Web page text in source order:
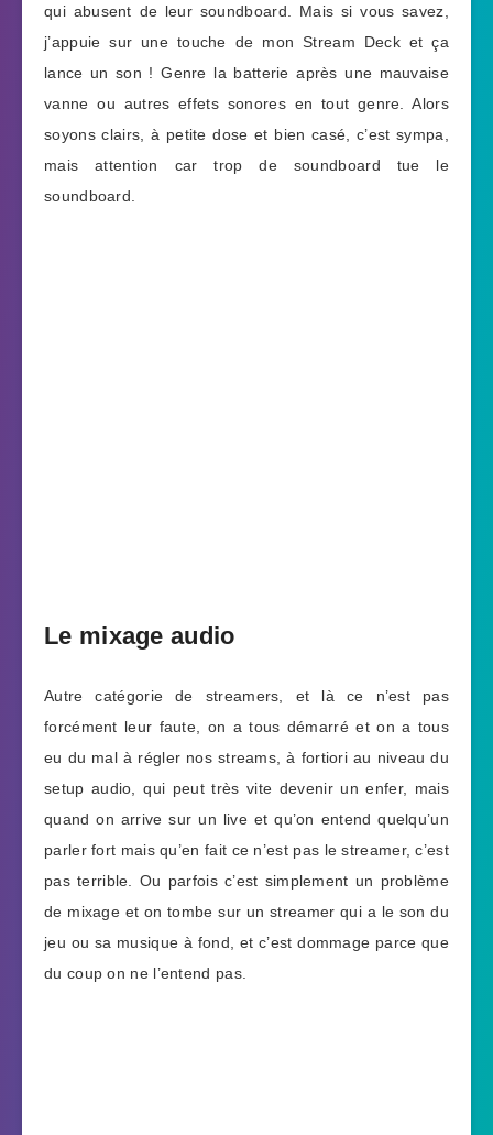
qui abusent de leur soundboard. Mais si vous savez,
j’appuie sur une touche de mon Stream Deck et ça
lance un son ! Genre la batterie après une mauvaise
vanne ou autres effets sonores en tout genre. Alors
soyons clairs, à petite dose et bien casé, c’est sympa,
mais attention car trop de soundboard tue le
soundboard.
Le mixage audio
Autre catégorie de streamers, et là ce n’est pas
forcément leur faute, on a tous démarré et on a tous
eu du mal à régler nos streams, à fortiori au niveau du
setup audio, qui peut très vite devenir un enfer, mais
quand on arrive sur un live et qu’on entend quelqu’un
parler fort mais qu’en fait ce n’est pas le streamer, c’est
pas terrible. Ou parfois c’est simplement un problème
de mixage et on tombe sur un streamer qui a le son du
jeu ou sa musique à fond, et c’est dommage parce que
du coup on ne l’entend pas.